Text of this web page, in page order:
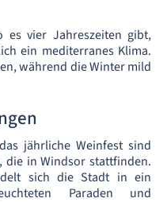
es vier Jahreszeiten gibt,
ein mediterranes Klima.
während die Winter mild
jährliche Weinfest sind
die in Windsor stattfinden.
sich die Stadt in ein
Paraden und